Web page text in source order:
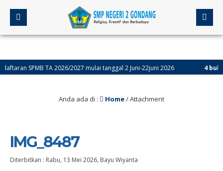
SPMB TA 2026/2027 mulai tanggal 2 Juni-22juni 2026 4 bulan
Anda ada di : Home/ Attachment
IMG_8487
Diterbitkan : Rabu, 13 Mei 2026, Bayu Wiyanta